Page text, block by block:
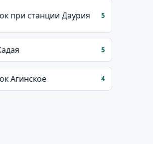
при станции Даурия 5
5
Агинское 4